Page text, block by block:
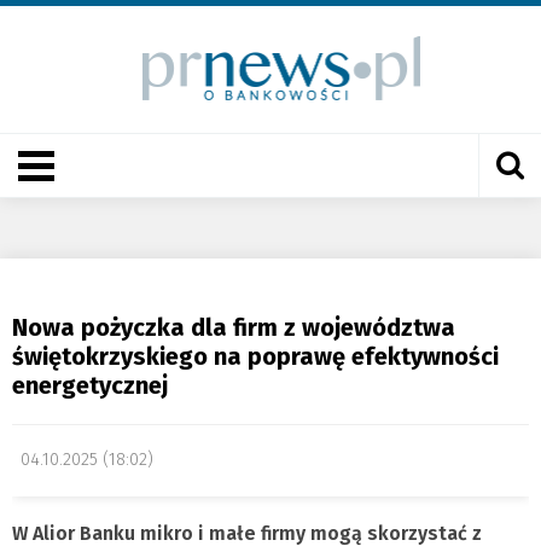
Nowa pożyczka dla firm z województwa
świętokrzyskiego na poprawę efektywności
energetycznej
04.10.2025 (18:02)
W Alior Banku mikro i małe firmy mogą skorzystać z